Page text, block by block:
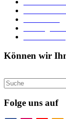
Können wir
Folge uns auf